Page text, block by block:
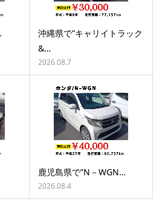
沖縄県で”キャリイトラック
&…
2026.08.7
鹿児島県で”N－WGN…
2026.08.4